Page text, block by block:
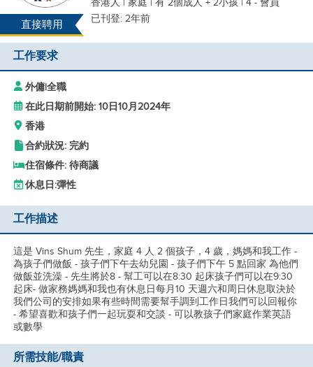
直接聘用
香港人 | 家庭 | 有 2個成人 + 2小孩 | 4 - 會員
已刊登: 2年前
工作要求
外傭|全職
在此日期前開始: 10日10月2024年
香港
合約狀況: 完約
住宿條件: 待商議
休息日:彈性
工作描述
這是 Vins Shum 先生，家庭 4 人 2 個孩子，4 歲，媽媽和我工作 -
為孩子們做飯 - 孩子們下午去幼兒園 - 孩子們下午 5 點回家 為他們
做飯並洗澡 - 先生將於8 - 幫工可以在8:30 起床孩子們可以在9:30
起床- 做家務媽媽和我也有休息日每月10 天週六和周日休息取決於
我們公司的安排如果有些時間需要幫手調到工作日我們可以回報你
- 希望喜歡和孩子們一起玩耍和交談 - 可以教孩子們家庭作業英語
或數學
所需技能/職責